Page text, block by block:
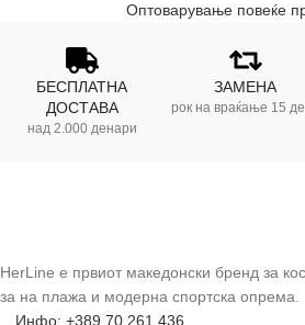
Оптоварување повеќе
БЕСПЛАТНА
ДОСТАВА
над 2.000 денари
ЗАМЕНА
рок на враќање 15
HerLine е првиот македонски бренд за
за на плажа и модерна спортска опрема.
Инфо: +389 70 261 436